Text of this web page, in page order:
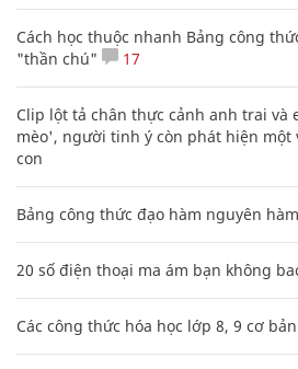
Cách học thuộc nhanh Bảng công
"thần chú"
17
Clip lột tả chân thực cảnh anh trai và
mèo', người tinh ý còn phát hiện một
con
Bảng công thức đạo hàm nguyên
20 số điện thoại ma ám bạn không
Các công thức hóa học lớp 8, 9 cơ